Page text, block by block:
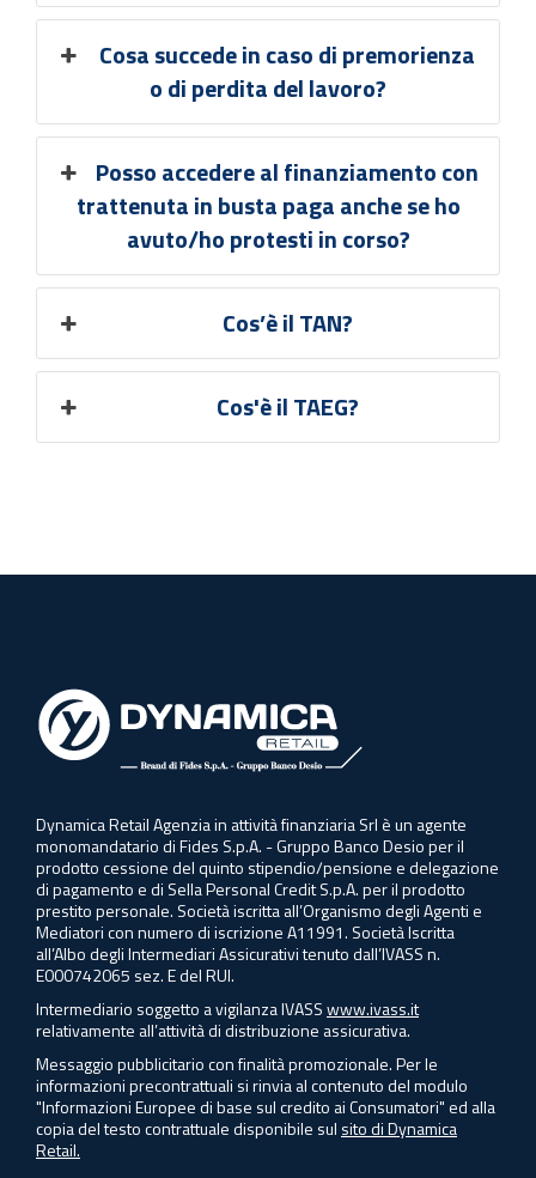
Cosa succede in caso di premorienza
o di perdita del lavoro?
Posso accedere al finanziamento con
trattenuta in busta paga anche se ho
avuto/ho protesti in corso?
Cos’è il TAN?
Cos'è il TAEG?
Dynamica Retail Agenzia in attività finanziaria Srl è un agente
monomandatario di Fides S.p.A. - Gruppo Banco Desio per il
prodotto cessione del quinto stipendio/pensione e delegazione
di pagamento e di Sella Personal Credit S.p.A. per il prodotto
prestito personale. Società iscritta all’Organismo degli Agenti e
Mediatori con numero di iscrizione A11991. Società Iscritta
all’Albo degli Intermediari Assicurativi tenuto dall’IVASS n.
E000742065 sez. E del RUI.
Intermediario soggetto a vigilanza IVASSwww.ivass.it
relativamente all’attività di distribuzione assicurativa.
Messaggio pubblicitario con finalità promozionale. Per le
informazioni precontrattuali si rinvia al contenuto del modulo
"Informazioni Europee di base sul credito ai Consumatori" ed alla
copia del testo contrattuale disponibile sul sito di Dynamica
Retail.